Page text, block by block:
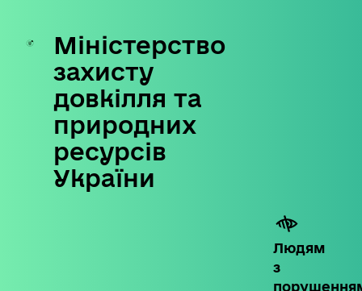
Skip
content
Міністерство
захисту
довкілля та
природних
ресурсів
України
Людям
з